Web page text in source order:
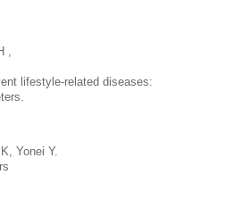
,
lifestyle-related diseases:
Yonei Y.